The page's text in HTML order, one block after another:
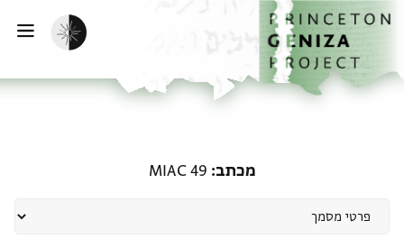
דילוג לתוכן
דף הבית
הפעלת מצב כהה
מכתב MIAC 49